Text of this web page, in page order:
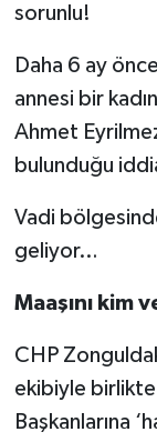
sorunlu!
Daha 6 ay
annesi bir
Ahmet
bulunduğu
Vadi
geliyor…
Maaşını kim
CHP
ekibiyle
Başkanlarına